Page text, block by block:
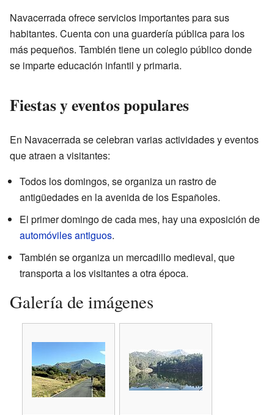
Navacerrada ofrece servicios importantes para sus
habitantes. Cuenta con una guardería pública para los
más pequeños. También tiene un colegio público donde
se imparte educación infantil y primaria.
Fiestas y eventos populares
En Navacerrada se celebran varias actividades y eventos
que atraen a visitantes:
Todos los domingos, se organiza un rastro de
antigüedades en la avenida de los Españoles.
El primer domingo de cada mes, hay una exposición de
automóviles antiguos.
También se organiza un mercadillo medieval, que
transporta a los visitantes a otra época.
Galería de imágenes